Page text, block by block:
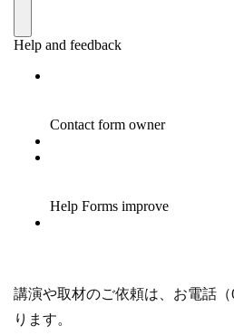
講演や取材のご依頼は、お電話
ります。